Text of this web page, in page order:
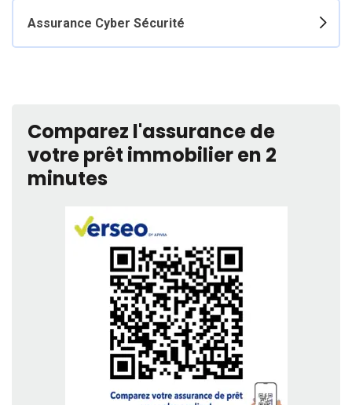
Assurance Cyber Sécurité
Comparez l'assurance de
votre prêt immobilier en 2
minutes